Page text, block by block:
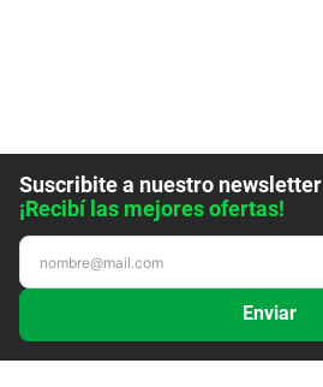
Suscribite a nuestro newsletter
¡Recibí las mejores ofertas!
Enviar